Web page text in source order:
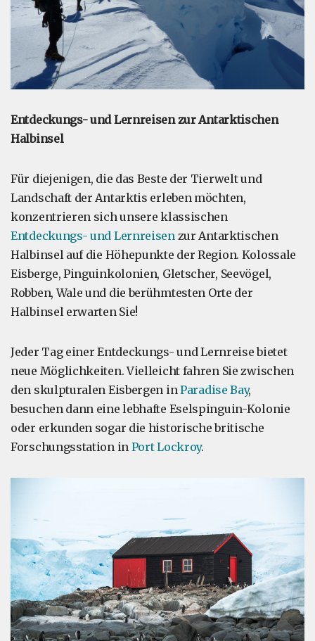
Entdeckungs- und Lernreisen zur Antarktischen
Halbinsel
Für diejenigen, die das Beste der Tierwelt und
Landschaft der Antarktis erleben möchten,
konzentrieren sich unsere klassischen
Entdeckungs- und Lernreisen zur Antarktischen
Halbinsel auf die Höhepunkte der Region. Kolossale
Eisberge, Pinguinkolonien, Gletscher, Seevögel,
Robben, Wale und die berühmtesten Orte der
Halbinsel erwarten Sie!
Jeder Tag einer Entdeckungs- und Lernreise bietet
neue Möglichkeiten. Vielleicht fahren Sie zwischen
den skulpturalen Eisbergen in Paradise Bay,
besuchen dann eine lebhafte Eselspinguin-Kolonie
oder erkunden sogar die historische britische
Forschungsstation in Port Lockroy.